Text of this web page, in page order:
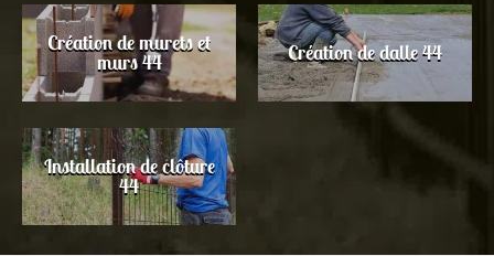
Création de murets et
murs 44 Création de dalle 44
Installation de clôture
44